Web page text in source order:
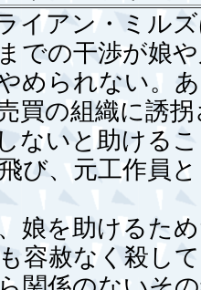
イアン・ミル
での干渉が娘
められない。
買の組織に誘
ないと助ける
び、元工作員
娘を助けるた
容赦なく殺し